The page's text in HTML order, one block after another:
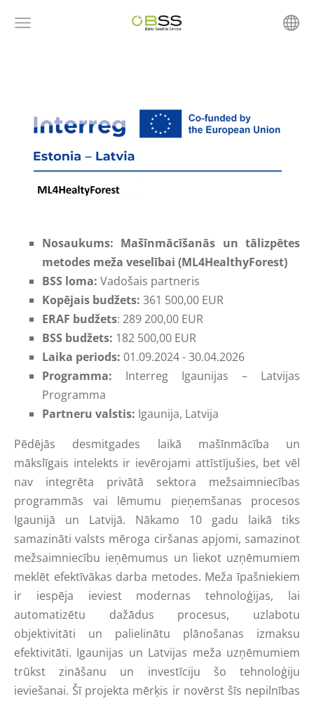
Nosaukums: Mašīnmācīšanās un tālizpētes
metodes meža veselībai (ML4HealthyForest)
BSS loma: Vadošais partneris
Kopējais budžets: 361 500,00 EUR
ERAF budžets: 289 200,00 EUR
BSS budžets: 182 500,00 EUR
Laika periods: 01.09.2024 - 30.04.2026
Programma: Interreg Igaunijas – Latvijas
Programma
Partneru valstis: Igaunija, Latvija
Pēdējās desmitgades laikā mašīnmācība un
mākslīgais intelekts ir ievērojami attīstījušies, bet vēl
nav integrēta privātā sektora mežsaimniecības
programmās vai lēmumu pieņemšanas procesos
Igaunijā un Latvijā. Nākamo 10 gadu laikā tiks
samazināti valsts mēroga ciršanas apjomi, samazinot
mežsaimniecību ieņēmumus un liekot uzņēmumiem
meklēt efektīvākas darba metodes. Meža īpašniekiem
ir iespēja ieviest modernas tehnoloģijas, lai
automatizētu dažādus procesus, uzlabotu
objektivitāti un palielinātu plānošanas izmaksu
efektivitāti. Igaunijas un Latvijas meža uzņēmumiem
trūkst zināšanu un investīciju šo tehnoloģiju
ieviešanai. Šī projekta mērķis ir novērst šīs nepilnības